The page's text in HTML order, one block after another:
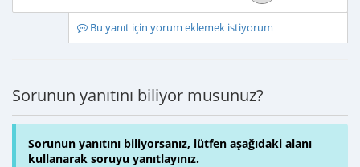
Bu yanıt için yorum eklemek istiyorum
Sorunun yanıtını biliyor musunuz?
Sorunun yanıtını biliyorsanız, lütfen aşağıdaki alanı
kullanarak soruyu yanıtlayınız.